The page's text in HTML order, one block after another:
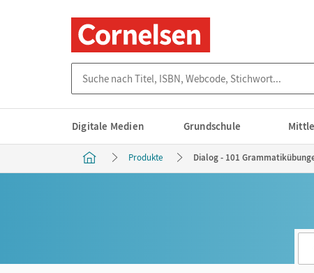
Digitale Medien Grundschule
Produkte Dialog - 101